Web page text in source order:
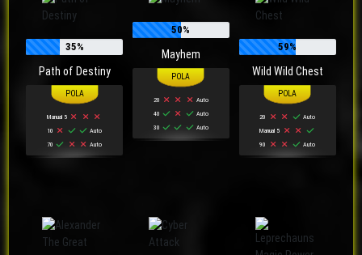
35%
Path of Destiny
Manual 5
10
Auto
70
Auto
50%
Mayhem
20
Auto
40
Auto
30
Auto
59%
Wild Wild Chest
20
Auto
Manual 5
90
Auto